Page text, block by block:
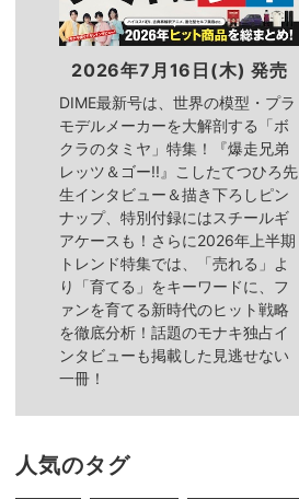
2026年7月16日(木) 発売
DIME最新号は、世界の模型・プラ
モデルメーカーを大解剖する「ボ
クラのタミヤ」特集！『爆走兄弟
レッツ＆ゴー!!』こしたてつひろ先
生インタビュー＆描き下ろしピン
ナップ、特別付録にはスチールギ
アケースも！さらに2026年上半期
トレンド特集では、「売れる」よ
り「育てる」をキーワードに、フ
ァンを育てる新時代のヒット戦略
を徹底分析！話題のモナキ独占イ
ンタビューも掲載した見逃せない
一冊！
人気のタグ